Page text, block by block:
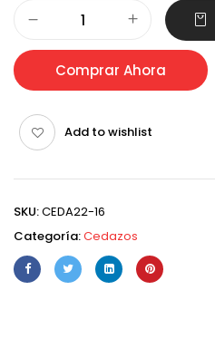
Comprar Ahora
Add to wishlist
SKU:CEDA22-16
Categoría:Cedazos